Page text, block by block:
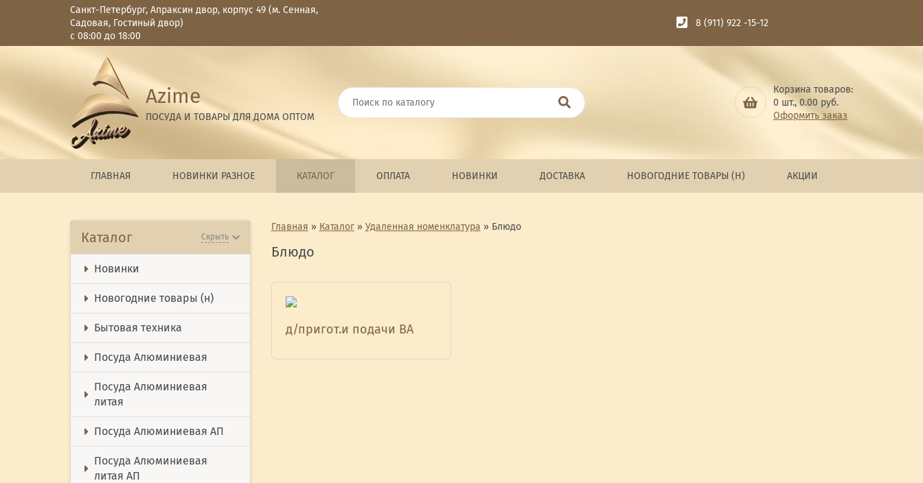
Санкт-Петербург, Апраксин двор, корпус 49 (м. Сенная,
Садовая, Гостиный двор)
с 08:00 до 18:00
8 (911) 922 -15-12
Azime
ПОСУДА И ТОВАРЫ ДЛЯ ДОМА ОПТОМ
Корзина товаров:
0 шт.,0.00 руб.
Оформить заказ
ГЛАВНАЯ НОВИНКИ РАЗНОЕ КАТАЛОГ ОПЛАТА НОВИНКИ ДОСТАВКА НОВОГОДНИЕ ТОВАРЫ (Н) АКЦИИ
Каталог Скрыть
Новинки
Новогодние товары (н)
Бытовая техника
Посуда Алюминиевая
Посуда Алюминиевая
литая
Посуда Алюминиевая АП
Посуда Алюминиевая
литая АП
Главная » Каталог» Удаленная номенклатура » Блюдо
Блюдо
д/пригот.и подачи ВА